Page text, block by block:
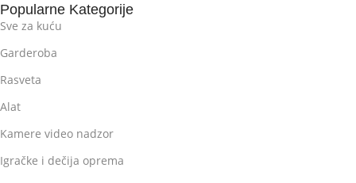
Popularne Kategorije
Sve za kuću
Garderoba
Rasveta
Alat
Kamere video nadzor
Igračke i dečija oprema